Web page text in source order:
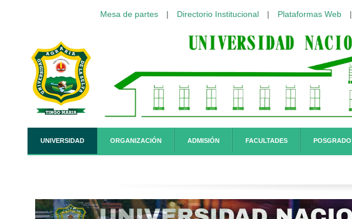
Mesa de partes | Directorio Institucional | Plataformas Web |
UNIVERSIDAD ORGANIZACIÓN ADMISIÓN FACULTADES POSGRADO